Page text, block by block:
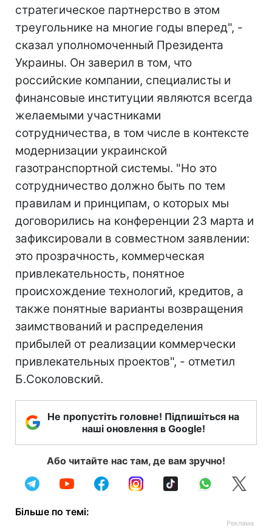
стратегическое партнерство в этом
треугольнике на многие годы вперед", -
сказал уполномоченный Президента
Украины. Он заверил в том, что
российские компании, специалисты и
финансовые институции являются всегда
желаемыми участниками
сотрудничества, в том числе в контексте
модернизации украинской
газотранспортной системы. "Но это
сотрудничество должно быть по тем
правилам и принципам, о которых мы
договорились на конференции 23 марта и
зафиксировали в совместном заявлении:
это прозрачность, коммерческая
привлекательность, понятное
происхождение технологий, кредитов, а
также понятные варианты возвращения
заимствований и распределения
прибылей от реализации коммерчески
привлекательных проектов", - отметил
Б.Соколовский.
Не пропустіть головне! Підпишіться на
наші оновлення в Google!
Або читайте нас там, де вам зручно!
Більше по темі: